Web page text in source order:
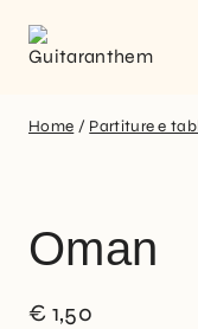
Home / Partiture e
Oman
€ 1,50